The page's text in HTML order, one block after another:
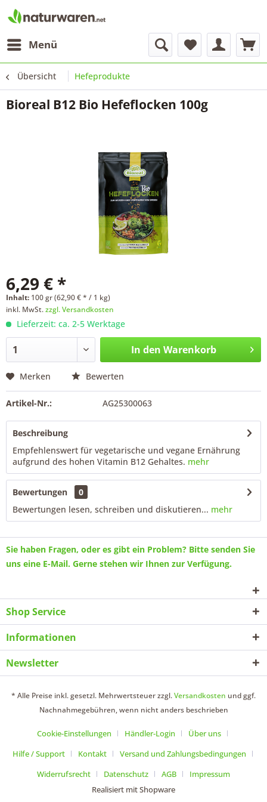
Menü
Übersicht Hefeprodukte
Bioreal B12 Bio Hefeflocken 100g
6,29 € *
Inhalt: 100 gr (62,90 € * / 1 kg)
inkl. MwSt.zzgl. Versandkosten
Lieferzeit: ca. 2-5 Werktage
In den Warenkorb
Merken Bewerten
Artikel-Nr.: AG25300063
Beschreibung
Empfehlenswert für vegetarische und vegane Ernährung
aufgrund des hohen Vitamin B12 Gehaltes. mehr
Bewertungen
0
Bewertungen lesen, schreiben und diskutieren... mehr
Sie haben Fragen, oder es gibt ein Problem? Bitte senden Sie
uns eine E-Mail. Gerne stehen wir Ihnen zur Verfügung.
Shop Service
Informationen
Newsletter
* Alle Preise inkl. gesetzl. Mehrwertsteuer zzgl.Versandkosten und ggf.
Nachnahmegebühren, wenn nicht anders beschrieben
Cookie-Einstellungen Händler-Login
Über uns
Hilfe / Support
Kontakt
Versand und Zahlungsbedingungen
Widerrufsrecht
Datenschutz AGB
Impressum
Realisiert mit Shopware